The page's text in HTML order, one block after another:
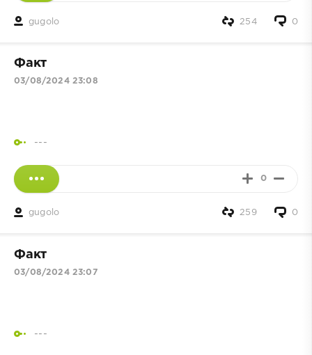
gugolo 0
254
Факт
03/08/2024 23:08
---
0
gugolo 0
259
Факт
03/08/2024 23:07
---